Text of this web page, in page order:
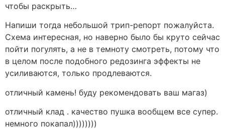
чтобы раскрыть…
Напиши тогда небольшой трип-репорт пожалуйста.
Схема интересная, но наверно было бы круто сейчас
пойти погулять, а не в темноту смотреть, потому что
в целом после подобного редозинга эффекты не
усиливаются, только продлеваются.
отличный камень! буду рекомендовать ваш магаз)
отличный клад . качество пушка вообщем все супер.
немного покапал))))))))